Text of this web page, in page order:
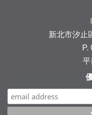
新北市汐止
P.
平